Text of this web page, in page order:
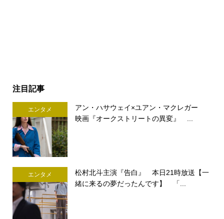
注目記事
エンタメ
アン・ハサウェイ×ユアン・マクレガー
映画『オークストリートの異変』 ...
エンタメ
松村北斗主演『告白』 本日21時放送【一
緒に来るの夢だったんです】 「...